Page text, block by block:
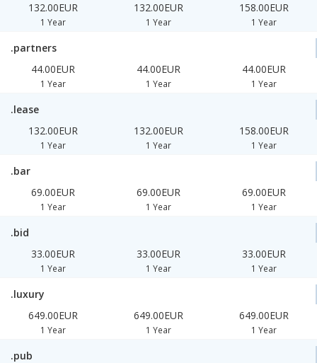
132.00EUR
1 Year
132.00EUR
1 Year
158.00EUR
1 Year
.partners
44.00EUR
1 Year
44.00EUR
1 Year
44.00EUR
1 Year
.lease
132.00EUR
1 Year
132.00EUR
1 Year
158.00EUR
1 Year
.bar
69.00EUR
1 Year
69.00EUR
1 Year
69.00EUR
1 Year
.bid
33.00EUR
1 Year
33.00EUR
1 Year
33.00EUR
1 Year
.luxury
649.00EUR
1 Year
649.00EUR
1 Year
649.00EUR
1 Year
.pub